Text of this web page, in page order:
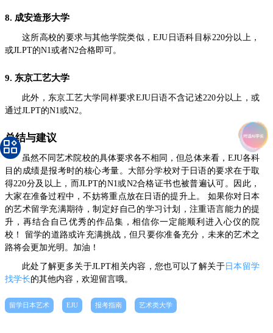
8. 成安造形大学
这所高校的要求与其他学院类似，EJU日语科目标220分以上，
或JLPT的N1或者N2合格即可。
9. 东京工艺大学
此外，东京工艺大学同样要求EJU日语不含记述220分以上，或
通过JLPT的N1或N2。
总结与建议
虽然不同艺术院校的具体要求各不相同，但总体来看，EJU各科
目的成绩是报考时的核心考量。大部分学校对于日语的要求在于取
得220分及以上，而JLPT的N1或N2合格证书也被普遍认可。因此，
大家在准备过程中，不妨将重点放在日语的提升上。 如果你对日本
的艺术留学充满期待，制定好自己的学习计划，注重语言能力的提
升，再结合自己优秀的作品集，相信你一定能顺利进入心仪的院
校！ 留学的道路或许充满挑战，但只要你准备充分，未来的艺术之
路将会更加光明。加油！
此处了解更多关于JLPT相关内容，您也可以了解关于日本留学
找学长的其他内容，欢迎留言哦。
留学日本艺术 EJU 报考指南 艺术类大学